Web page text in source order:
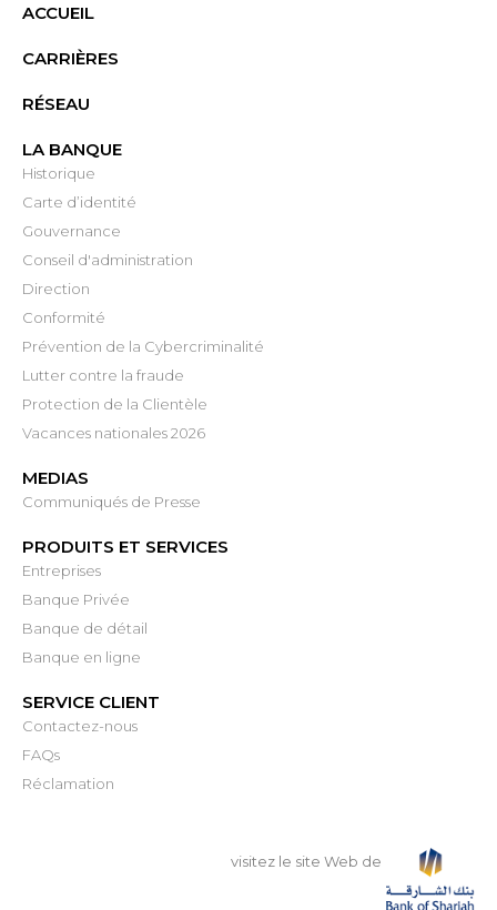
ACCUEIL
CARRIÈRES
RÉSEAU
LA BANQUE
Historique
Carte d’identité
Gouvernance
Conseil d'administration
Direction
Conformité
Prévention de la Cybercriminalité
Lutter contre la fraude
Protection de la Clientèle
Vacances nationales 2026
MEDIAS
Communiqués de Presse
PRODUITS ET SERVICES
Entreprises
Banque Privée
Banque de détail
Banque en ligne
SERVICE CLIENT
Contactez-nous
FAQs
Réclamation
visitez le site Web de